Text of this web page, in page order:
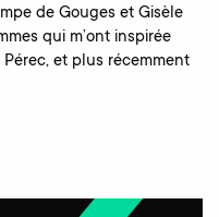
de Gouges et Gisèle
qui m’ont inspirée
et plus récemment